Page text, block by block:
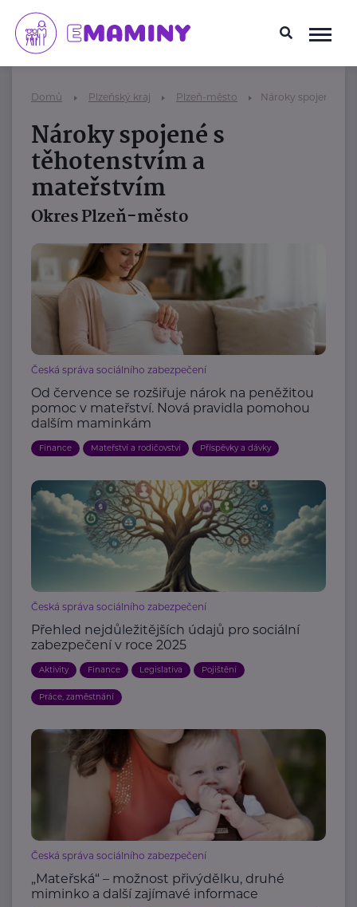
Domů Plzeňský kraj Plzeň-město Nároky spojené s
Nároky spojené s
těhotenstvím a
mateřstvím
Okres Plzeň-město
Česká správa sociálního zabezpečení
Od července se rozšiřuje nárok na peněžitou
pomoc v mateřství. Nová pravidla pomohou
dalším maminkám
Finance Mateřství a rodičovství Příspěvky a dávky
Česká správa sociálního zabezpečení
Přehled nejdůležitějších údajů pro sociální
zabezpečení v roce 2025
Aktivity Finance Legislativa Pojištění
Práce, zaměstnání
Česká správa sociálního zabezpečení
„Mateřská“ – možnost přivýdělku, druhé
miminko a další zajímavé informace